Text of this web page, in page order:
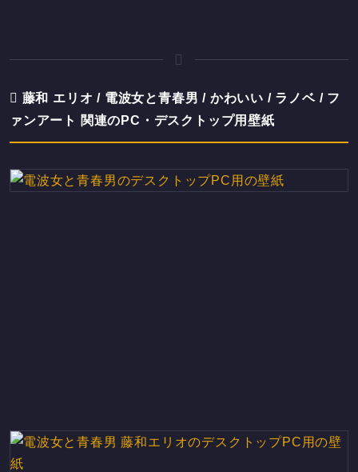
藤和 エリオ / 電波女と青春男 / かわいい / ラノベ / フ
ァンアート 関連のPC・デスクトップ用壁紙